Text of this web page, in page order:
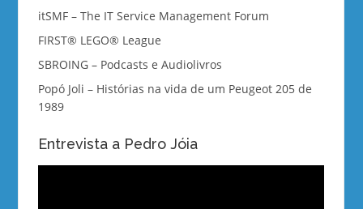
itSMF – The IT Service Management Forum
FIRST® LEGO® League
SBROING – Podcasts e Audiolivros
Popó Joli – Histórias na vida de um Peugeot 205 de
1989
Entrevista a Pedro Jóia